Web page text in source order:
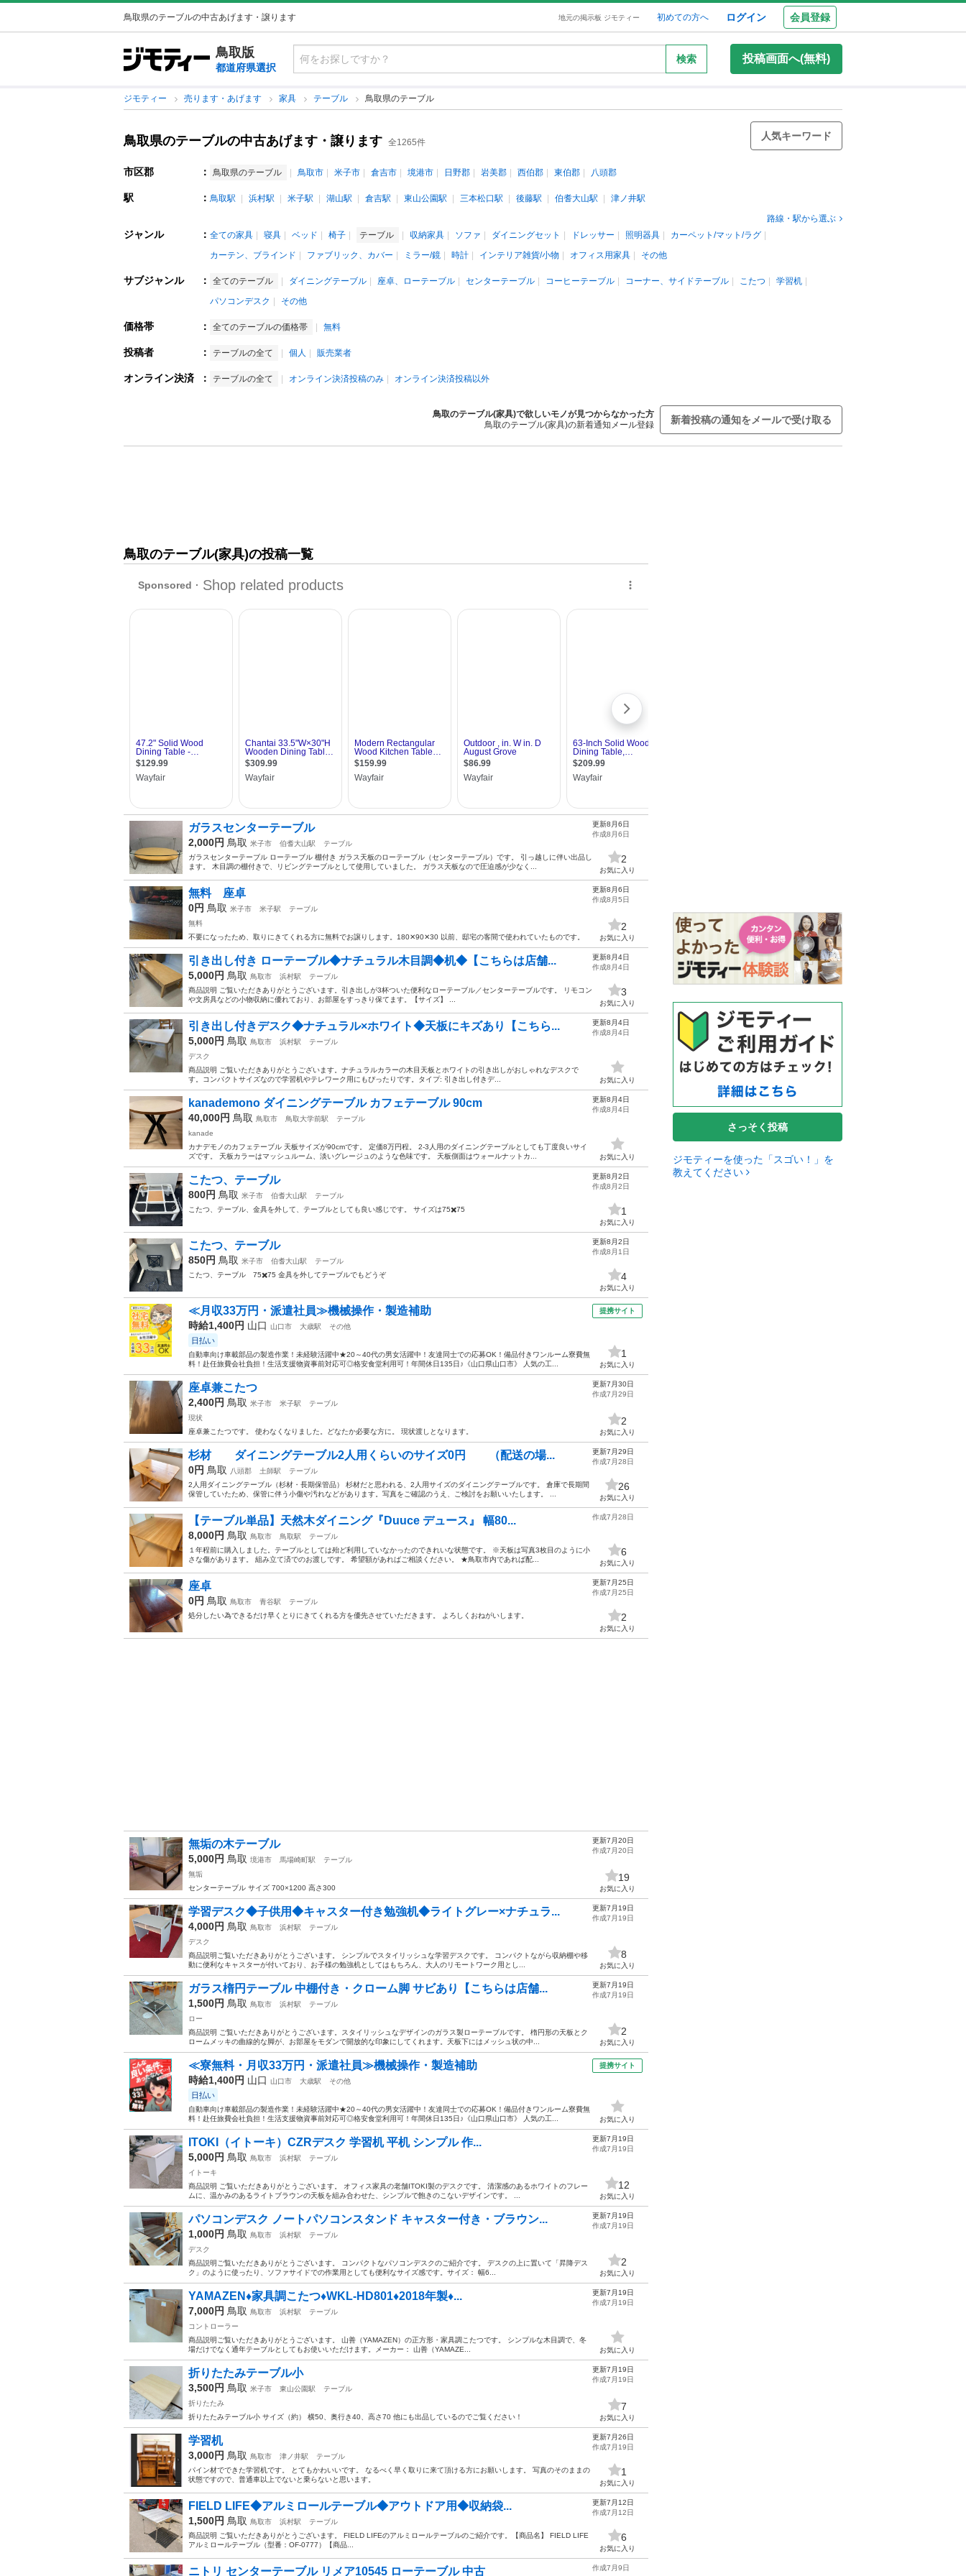
鳥取県のテーブルの中古あげます・譲ります 地元の掲示板 ジモティー 初めての方へ ログイン 会員登録
鳥取版
都道府県選択
検索 投稿画面へ(無料)
ジモティー 売ります・あげます 家具 テーブル 鳥取県のテーブル
鳥取県のテーブルの中古あげます・譲ります 全1265件
人気キーワード
市区郡 ： 鳥取県のテーブル 鳥取市 米子市 倉吉市 境港市 日野郡 岩美郡 西伯郡 東伯郡 八頭郡
駅 ： 鳥取駅 浜村駅 米子駅 湖山駅 倉吉駅 東山公園駅 三本松口駅 後藤駅 伯耆大山駅
津ノ井駅
路線・駅から選ぶ
ジャンル ： 全ての家具 寝具 ベッド 椅子 テーブル 収納家具 ソファ ダイニングセット ドレッサー 照明器具
カーペット/マット/ラグ
カーテン、ブラインド
ファブリック、カバー ミラー/鏡 時計 インテリア雑貨/小物 オフィス用家具 その他
サブジャンル ： 全てのテーブル ダイニングテーブル 座卓、ローテーブル センターテーブル コーヒーテーブル コーナー、サイドテーブル こたつ
学習机
パソコンデスク
その他
価格帯 ： 全てのテーブルの価格帯 無料
投稿者 ： テーブルの全て 個人 販売業者
オンライン決済 ： テーブルの全て オンライン決済投稿のみ オンライン決済投稿以外
鳥取のテーブル(家具)で欲しいモノが見つからなかった方
鳥取のテーブル(家具)の新着通知メール登録
新着投稿の通知をメールで受け取る
鳥取のテーブル(家具)の投稿一覧
ガラスセンターテーブル
2,000円 鳥取 米子市 伯耆大山駅
テーブル
ガラスセンターテーブル ローテーブル 棚付き ガラス天板のローテーブル（センターテーブル）です。 引っ越しに伴い出品し
ます。 木目調の棚付きで、リビングテーブルとして使用していました。 ガラス天板なので圧迫感が少なく...
更新8月6日
作成8月6日
2
お気に入り
無料 座卓
0円 鳥取 米子市 米子駅
テーブル
無料
不要になったため、取りにきてくれる方に無料でお譲りします。180✕90✕30 以前、邸宅の客間で使われていたものです。
更新8月6日
作成8月5日
2
お気に入り
引き出し付き ローテーブル◆ナチュラル木目調◆机◆【こちらは店舗...
5,000円 鳥取 鳥取市 浜村駅
テーブル
​商品説明 ご覧いただきありがとうございます。 ​ 引き出しが3杯ついた便利なローテーブル／センターテーブルです。 リモコン
や文房具などの小物収納に優れており、お部屋をすっきり保てます。 ​【サイズ】 ...
更新8月4日
作成8月4日
3
お気に入り
引き出し付きデスク◆ナチュラル×ホワイト◆天板にキズあり【こちら...
5,000円 鳥取 鳥取市 浜村駅
テーブル
デスク
商品説明 ご覧いただきありがとうございます。 ​ナチュラルカラーの木目天板とホワイトの引き出しがおしゃれなデスクで
す。コンパクトサイズなので学習机やテレワーク用にもぴったりです。 ​タイプ: 引き出し付きデ...
更新8月4日
作成8月4日
お気に入り
kanademono ダイニングテーブル カフェテーブル 90cm
40,000円 鳥取 鳥取市 鳥取大学前駅
テーブル
kanade
カナデモノのカフェテーブル 天板サイズが90cmです。 定価8万円程。 2-3人用のダイニングテーブルとしても丁度良いサイ
ズです。 天板カラーはマッシュルーム、淡いグレージュのような色味です。 天板側面はウォールナットカ...
更新8月4日
作成8月4日
お気に入り
こたつ、テーブル
800円 鳥取 米子市 伯耆大山駅
テーブル
こたつ、テーブル、金具を外して、テーブルとしても良い感じです。 サイズは75✖️75
更新8月2日
作成8月2日
1
お気に入り
こたつ、テーブル
850円 鳥取 米子市 伯耆大山駅
テーブル
こたつ、テーブル 75✖️75 金具を外してテーブルでもどうぞ
更新8月2日
作成8月1日
4
お気に入り
≪月収33万円・派遣社員≫機械操作・製造補助
時給1,400円 山口 山口市 大歳駅 その他
日払い
自動車向け車載部品の製造作業！未経験活躍中★20～40代の男女活躍中！友達同士での応募OK！備品付きワンルーム寮費無
料！赴任旅費会社負担！生活支援物資事前対応可◎格安食堂利用可！年間休日135日♪《山口県山口市》 人気の工...
提携サイト
1
お気に入り
座卓兼こたつ
2,400円 鳥取 米子市 米子駅
テーブル
現状
座卓兼こたつです。 使わなくなりました。どなたか必要な方に。 現状渡しとなります。
更新7月30日
作成7月29日
2
お気に入り
杉材 ダイニングテーブル2人用くらいのサイズ0円 （配送の場...
0円 鳥取 八頭郡 土師駅
テーブル
2人用ダイニングテーブル（杉材・長期保管品） 杉材だと思われる、2人用サイズのダイニングテーブルです。 倉庫で長期間
保管していたため、保管に伴う小傷や汚れなどがあります。写真をご確認のうえ、ご検討をお願いいたします。 ...
更新7月29日
作成7月28日
26
お気に入り
【テーブル単品】天然木ダイニング『Duuce デュース』 幅80...
8,000円 鳥取 鳥取市 鳥取駅
テーブル
１年程前に購入しました。テーブルとしては殆ど利用していなかったのできれいな状態です。 ※天板は写真3枚目のように小
さな傷があります。 組み立て済でのお渡しです。 希望額があればご相談ください。 ★鳥取市内であれば配...
作成7月28日
6
お気に入り
座卓
0円 鳥取 鳥取市 青谷駅
テーブル
処分したい為できるだけ早くとりにきてくれる方を優先させていただきます。 よろしくおねがいします。
更新7月25日
作成7月25日
2
お気に入り
無垢の木テーブル
5,000円 鳥取 境港市 馬場崎町駅
テーブル
無垢
センターテーブル サイズ 700×1200 高さ300
更新7月20日
作成7月20日
19
お気に入り
学習デスク◆子供用◆キャスター付き勉強机◆ライトグレー×ナチュラ...
4,000円 鳥取 鳥取市 浜村駅
テーブル
デスク
商品説明 ​ご覧いただきありがとうございます。 シンプルでスタイリッシュな学習デスクです。 コンパクトながら収納棚や移
動に便利なキャスターが付いており、お子様の勉強机としてはもちろん、大人のリモートワーク用とし...
更新7月19日
作成7月19日
8
お気に入り
ガラス楕円テーブル 中棚付き・クローム脚 サビあり【こちらは店舗...
1,500円 鳥取 鳥取市 浜村駅
テーブル
ロー
商品説明 ご覧いただきありがとうございます。 ​スタイリッシュなデザインのガラス製ローテーブルです。 楕円形の天板とク
ロームメッキの曲線的な脚が、お部屋をモダンで開放的な印象にしてくれます。天板下にはメッシュ状の中...
更新7月19日
作成7月19日
2
お気に入り
≪寮無料・月収33万円・派遣社員≫機械操作・製造補助
時給1,400円 山口 山口市 大歳駅 その他
日払い
自動車向け車載部品の製造作業！未経験活躍中★20～40代の男女活躍中！友達同士での応募OK！備品付きワンルーム寮費無
料！赴任旅費会社負担！生活支援物資事前対応可◎格安食堂利用可！年間休日135日♪《山口県山口市》 人気の工...
提携サイト
お気に入り
ITOKI（イトーキ）CZRデスク 学習机 平机 シンプル 作...
5,000円 鳥取 鳥取市 浜村駅
テーブル
イトーキ
商品説明 ご覧いただきありがとうございます。 オフィス家具の老舗ITOKI製のデスクです。 清潔感のあるホワイトのフレー
ムに、温かみのあるライトブラウンの天板を組み合わせた、シンプルで飽きのこないデザインです。 ...
更新7月19日
作成7月19日
12
お気に入り
パソコンデスク ノートパソコンスタンド キャスター付き・ブラウン...
1,000円 鳥取 鳥取市 浜村駅
テーブル
デスク
商品説明 ​ご覧いただきありがとうございます。 コンパクトなパソコンデスクのご紹介です。 デスクの上に置いて「昇降デス
ク」のように使ったり、ソファサイドでの作業用としても便利なサイズ感です。 ​サイズ： 幅6...
更新7月19日
作成7月19日
2
お気に入り
YAMAZEN♦家具調こたつ♦WKL-HD801♦2018年製♦...
7,000円 鳥取 鳥取市 浜村駅
テーブル
コントローラー
商品説明 ​ご覧いただきありがとうございます。 山善（YAMAZEN）の正方形・家具調こたつです。 シンプルな木目調で、冬
場だけでなく通年テーブルとしてもお使いいただけます。 ​メーカー： 山善（YAMAZE...
更新7月19日
作成7月19日
お気に入り
折りたたみテーブル小
3,500円 鳥取 米子市 東山公園駅
テーブル
折りたたみ
折りたたみテーブル小 サイズ（約） 横50、奥行き40、高さ70 他にも出品しているのでご覧ください！
更新7月19日
作成7月19日
7
お気に入り
学習机
3,000円 鳥取 鳥取市 津ノ井駅
テーブル
パイン材でできた学習机です。 とてもかわいいです。 なるべく早く取りに来て頂ける方にお願いします。 写真のそのままの
状態ですので、普通車以上でないと乗らないと思います。
更新7月26日
作成7月19日
1
お気に入り
FIELD LIFE◆アルミロールテーブル◆アウトドア用◆収納袋...
1,500円 鳥取 鳥取市 浜村駅
テーブル
商品説明 ご覧いただきありがとうございます。 FIELD LIFEのアルミロールテーブルのご紹介です。 ​ 【商品名】 FIELD LIFE
アルミロールテーブル（型番：OF-0777） ​【商品...
更新7月12日
作成7月12日
6
お気に入り
ニトリ センターテーブル リメア10545 ローテーブル 中古 作成7月9日
さっそく投稿
ジモティーを使った「スゴい！」を
教えてください